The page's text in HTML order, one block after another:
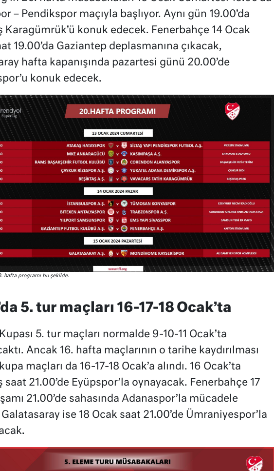
– Pendikspor maçıyla başlıyor. Aynı gün 19.00’da
Karagümrük’ü konuk edecek. Fenerbahçe 14 Ocak
19.00’da Gaziantep deplasmanına çıkacak,
hafta kapanışında pazartesi günü 20.00’de
konuk edecek.
hafta programı bu şekilde.
5. tur maçları 16-17-18 Ocak’ta
5. tur maçları normalde 9-10-11 Ocak’ta
Ancak 16. hafta maçlarının o tarihe kaydırılması
maçları da 16-17-18 Ocak’a alındı. 16 Ocak’ta
saat 21.00’de Eyüpspor’la oynayacak. Fenerbahçe 17
21.00’de sahasında Adanaspor’la mücadele
ise 18 Ocak saat 21.00’de Ümraniyespor’la